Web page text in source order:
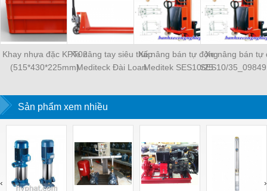
Khay nhựa đặc KPT02
(515*430*225mm)
Xe nâng tay siêu thấp
Mediteck Đài Loan
Xe nâng bán tự động
Meditek SES10/25
Xe nâng bán tự
SES10/
Sản phẩm xem nhiều
‹ ›